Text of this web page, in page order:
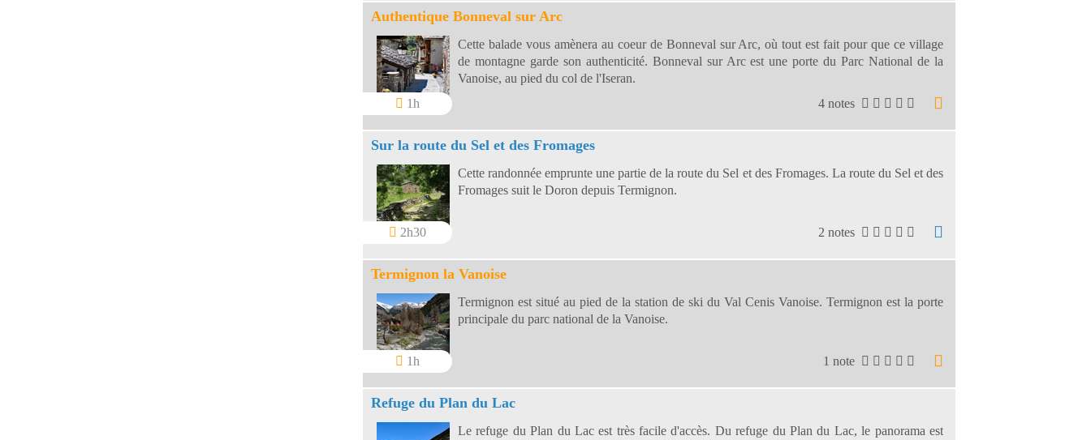
Authentique Bonneval sur Arc
1h
Cette balade vous amènera au coeur de Bonneval sur Arc, où tout est fait pour que ce village
de montagne garde son authenticité. Bonneval sur Arc est une porte du Parc National de la
Vanoise, au pied du col de l'Iseran.
4 notes
Sur la route du Sel et des Fromages
2h30
Cette randonnée emprunte une partie de la route du Sel et des Fromages. La route du Sel et des
Fromages suit le Doron depuis Termignon.
2 notes
Termignon la Vanoise
1h
Termignon est situé au pied de la station de ski du Val Cenis Vanoise. Termignon est la porte
principale du parc national de la Vanoise.
1 note
Refuge du Plan du Lac
Le refuge du Plan du Lac est très facile d'accès. Du refuge du Plan du Lac, le panorama est